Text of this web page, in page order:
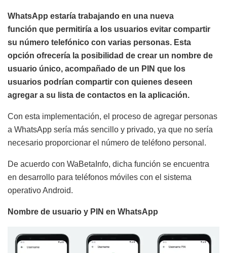
WhatsApp estaría trabajando en una nueva
función que permitiría a los usuarios evitar compartir
su número telefónico con varias personas. Esta
opción ofrecería la posibilidad de crear un nombre de
usuario único, acompañado de un PIN que los
usuarios podrían compartir con quienes deseen
agregar a su lista de contactos en la aplicación.
Con esta implementación, el proceso de agregar personas
a WhatsApp sería más sencillo y privado, ya que no sería
necesario proporcionar el número de teléfono personal.
De acuerdo con WaBetaInfo, dicha función se encuentra
en desarrollo para teléfonos móviles con el sistema
operativo Android.
Nombre de usuario y PIN en WhatsApp